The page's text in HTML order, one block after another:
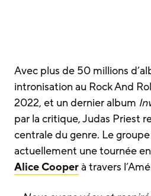
Avec plus de 50 millions
intronisation au Rock And
2022, et un dernier album
par la critique, Judas Priest
centrale du genre. Le
actuellement une tournée
Alice Cooperà travers